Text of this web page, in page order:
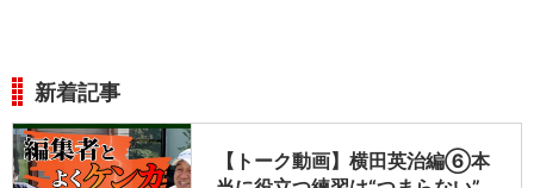
新着記事
【トーク動画】横田英治編⑥本